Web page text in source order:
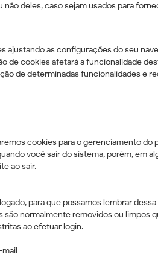
deles, caso sejam usados ​​para
ajustando as configurações do seu
de cookies afetará a funcionalidade
de determinadas funcionalidades e
cookies para o gerenciamento do
você sair do sistema, porém, em
ao sair.
para que possamos lembrar
são normalmente removidos ou limpos
ao efetuar login.